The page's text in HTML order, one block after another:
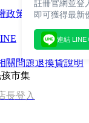
政策
文章
關問題退換貨說明
孩市集
長登入
註冊官網並登
即可獲得最新
連結 LINE